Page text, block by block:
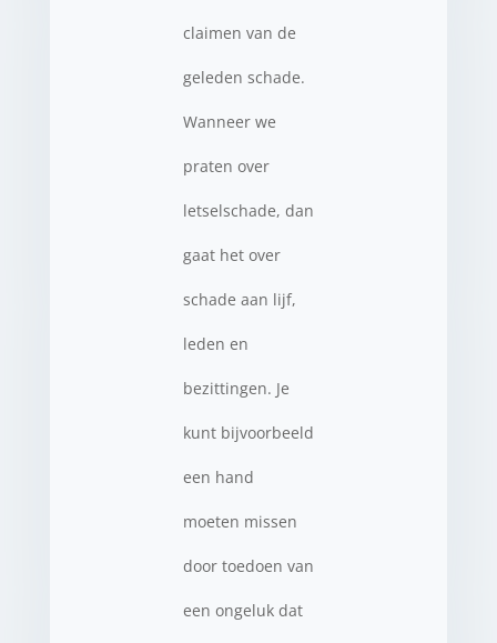
claimen van de
geleden schade.
Wanneer we
praten over
letselschade, dan
gaat het over
schade aan lijf,
leden en
bezittingen. Je
kunt bijvoorbeeld
een hand
moeten missen
door toedoen van
een ongeluk dat